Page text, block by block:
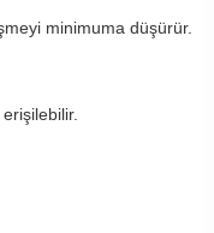
minimuma düşürür.